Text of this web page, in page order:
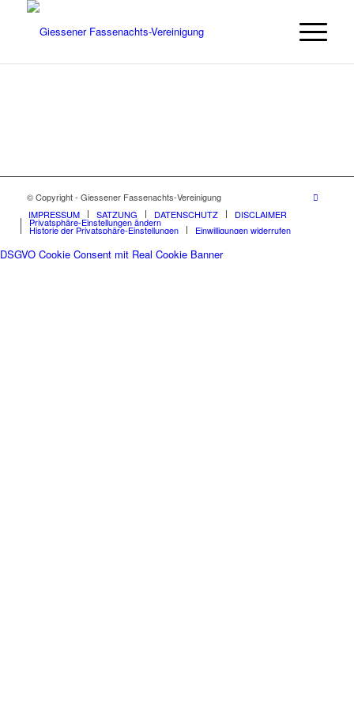
© Copyright - Giessener Fassenachts-Vereinigung
IMPRESSUM
SATZUNG DATENSCHUTZ DISCLAIMER
Privatsphäre-Einstellungen ändern
Historie der Privatsphäre-Einstellungen Einwilligungen widerrufen
DSGVO Cookie Consent mit Real Cookie Banner